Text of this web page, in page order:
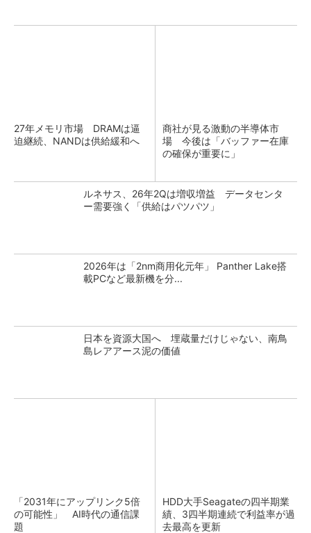
27年メモリ市場 DRAMは逼
迫継続、NANDは供給緩和へ
商社が見る激動の半導体市
場 今後は「バッファー在庫
の確保が重要に」
ルネサス、26年2Qは増収増益 データセンタ
ー需要強く「供給はパツパツ」
2026年は「2nm商用化元年」 Panther Lake搭
載PCなど最新機を分...
日本を資源大国へ 埋蔵量だけじゃない、南鳥
島レアアース泥の価値
「2031年にアップリンク5倍
の可能性」 AI時代の通信課
題
HDD大手Seagateの四半期業
績、3四半期連続で利益率が過
去最高を更新